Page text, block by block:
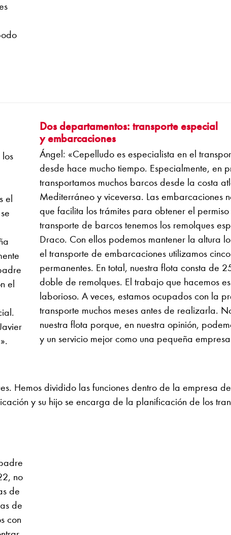
el
el
Dos departamentos: transporte especial
y embarcaciones
Ángel: «Cepelludo es especialista en el
desde hace mucho tiempo. Especialmente, en
transportamos muchos barcos desde la costa
Mediterráneo y viceversa. Las embarcaciones
que facilita los trámites para obtener el permiso
transporte de barcos tenemos los remolques
Draco. Con ellos podemos mantener la altura
el transporte de embarcaciones utilizamos
permanentes. En total, nuestra flota consta de
doble de remolques. El trabajo que hacemos
laborioso. A veces, estamos ocupados con la
transporte muchos meses antes de realizarla.
nuestra flota porque, en nuestra opinión,
y un servicio mejor como una pequeña
Hemos dividido las funciones dentro de la empresa
y su hijo se encarga de la planificación de los
no
de
de
con